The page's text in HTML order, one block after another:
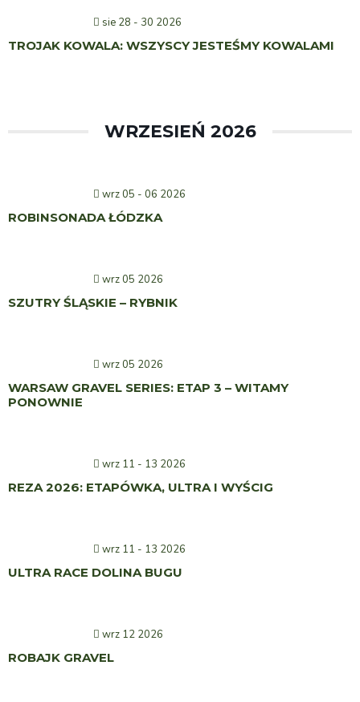
sie 28 - 30 2026
TROJAK KOWALA: WSZYSCY JESTEŚMY KOWALAMI
WRZESIEŃ 2026
wrz 05 - 06 2026
ROBINSONADA ŁÓDZKA
wrz 05 2026
SZUTRY ŚLĄSKIE – RYBNIK
wrz 05 2026
WARSAW GRAVEL SERIES: ETAP 3 – WITAMY
PONOWNIE
wrz 11 - 13 2026
REZA 2026: ETAPÓWKA, ULTRA I WYŚCIG
wrz 11 - 13 2026
ULTRA RACE DOLINA BUGU
wrz 12 2026
ROBAJK GRAVEL